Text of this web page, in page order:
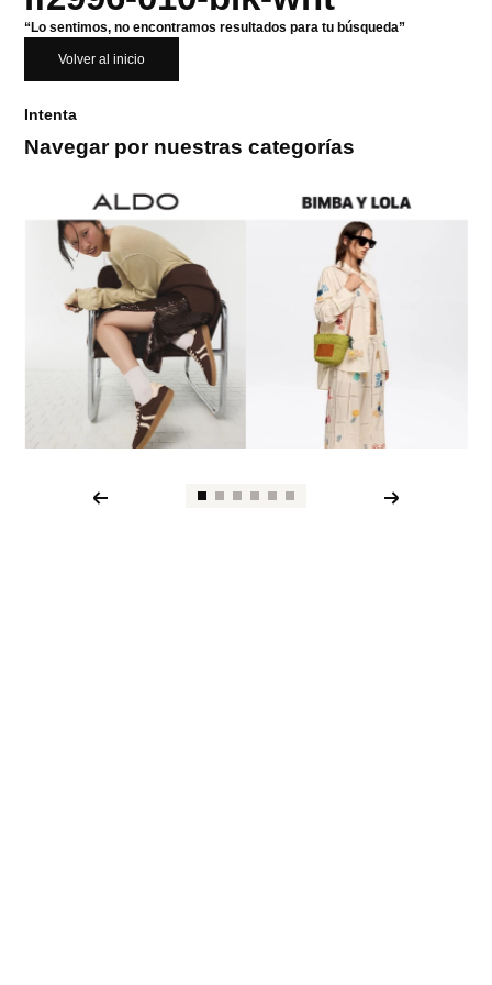
“Lo sentimos, no encontramos resultados para tu búsqueda”
Volver al inicio
Intenta
Navegar por nuestras categorías